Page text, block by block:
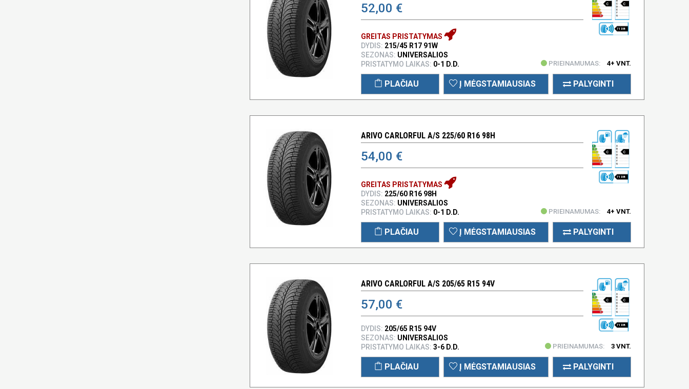
52,00 € C C
71 DB
GREITAS PRISTATYMAS
DYDIS: 215/45 R17 91W
SEZONAS: UNIVERSALIOS
PRISTATYMO LAIKAS: 0-1 D.D. PRIEINAMUMAS: 4+ VNT.
PLAČIAU Į MĖGSTAMIAUSIAS PALYGINTI
ARIVO CARLORFUL A/S 225/60 R16 98H
54,00 € C C
71 DB
GREITAS PRISTATYMAS
DYDIS: 225/60 R16 98H
SEZONAS: UNIVERSALIOS
PRISTATYMO LAIKAS: 0-1 D.D. PRIEINAMUMAS: 4+ VNT.
PLAČIAU Į MĖGSTAMIAUSIAS PALYGINTI
ARIVO CARLORFUL A/S 205/65 R15 94V
57,00 € C C
71 DB
DYDIS: 205/65 R15 94V
SEZONAS: UNIVERSALIOS
PRISTATYMO LAIKAS: 3-6 D.D. PRIEINAMUMAS: 3 VNT.
PLAČIAU Į MĖGSTAMIAUSIAS PALYGINTI